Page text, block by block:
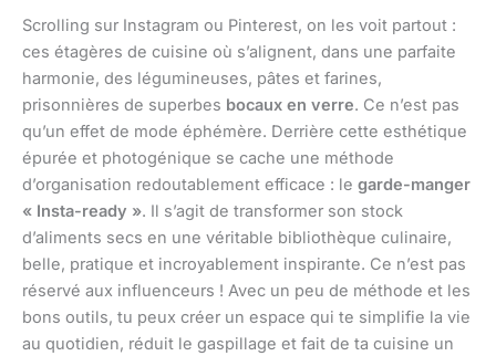
Scrolling sur Instagram ou Pinterest, on les voit partout :
ces étagères de cuisine où s’alignent, dans une parfaite
harmonie, des légumineuses, pâtes et farines,
prisonnières de superbes bocaux en verre. Ce n’est pas
qu’un effet de mode éphémère. Derrière cette esthétique
épurée et photogénique se cache une méthode
d’organisation redoutablement efficace : le garde-manger
« Insta-ready ». Il s’agit de transformer son stock
d’aliments secs en une véritable bibliothèque culinaire,
belle, pratique et incroyablement inspirante. Ce n’est pas
réservé aux influenceurs ! Avec un peu de méthode et les
bons outils, tu peux créer un espace qui te simplifie la vie
au quotidien, réduit le gaspillage et fait de ta cuisine un